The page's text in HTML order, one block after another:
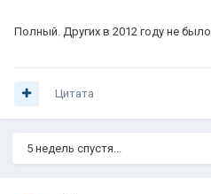
Полный. Других в 2012 году не
Цитата
5 недель спустя...